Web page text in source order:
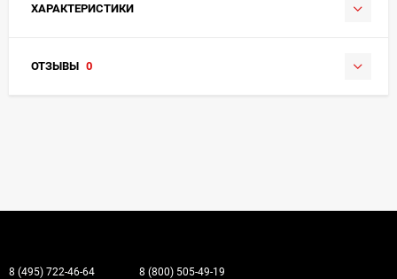
ХАРАКТЕРИСТИКИ
ОТЗЫВЫ 0
8 (495) 722-46-64 8 (800) 505-49-19